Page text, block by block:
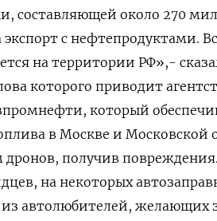
составляющей около 270
с нефтепродуктами.
на территории РФ»,-
которого приводит
⁠который
в Москве и Московской
дронов, получив
на некоторых
автолюбителей, желающих